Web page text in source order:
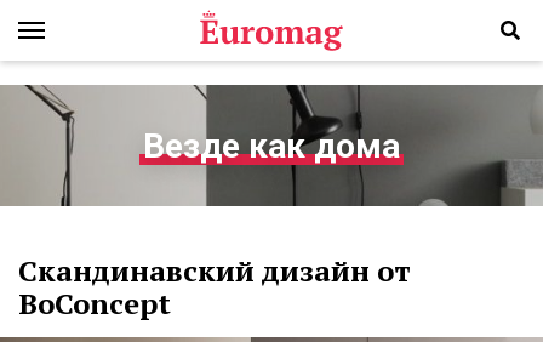
Везде как дома
Скандинавский дизайн от
BoConcept